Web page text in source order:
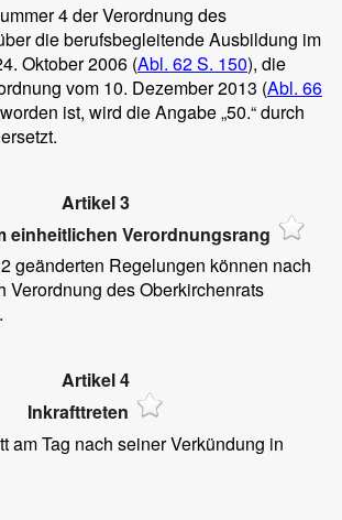
4 der Verordnung des
die berufsbegleitende Ausbildung im
Oktober 2006 (Abl. 62 S. 150), die
vom 10. Dezember 2013 (Abl. 66
ist, wird die Angabe „50.“ durch
Artikel 3
einheitlichen Verordnungsrang
geänderten Regelungen können nach
Verordnung des Oberkirchenrats
Artikel 4
Inkrafttreten
am Tag nach seiner Verkündung in